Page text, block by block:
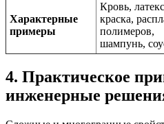
Характерные
примеры
Кровь,
краска,
полимеров,
шампунь,
4. Практическое
инженерные